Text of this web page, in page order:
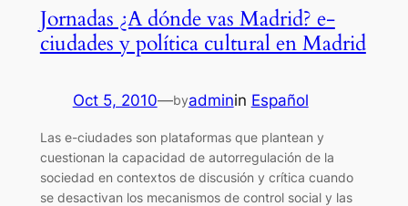
Jornadas ¿A dónde vas Madrid? e-
ciudades y política cultural en Madrid
Oct 5, 2010—byadminin Español
Las e-ciudades son plataformas que plantean y
cuestionan la capacidad de autorregulación de la
sociedad en contextos de discusión y crí­tica cuando
se desactivan los mecanismos de control social y las